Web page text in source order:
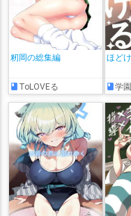
籾岡の総集編
ToLOVEる
ほど
学